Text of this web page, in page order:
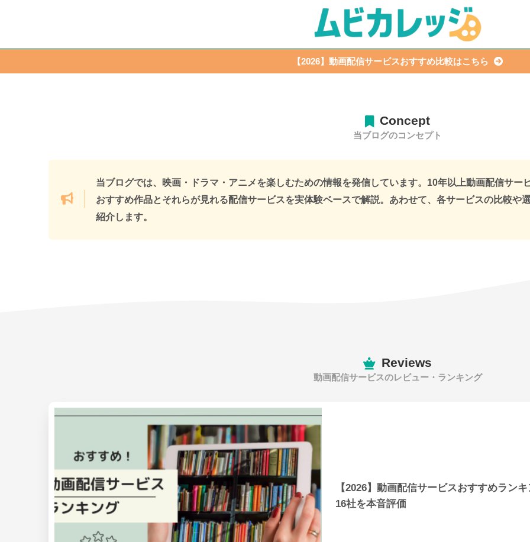
【2026】動画配信サービスおすすめ比較はこちら
Concept
当ブログのコンセプト
当ブログでは、映画・ドラマ・アニメを楽しむための情報を発信しています。 10年以上動画配信サー
おすすめ作品とそれらが見れる配信サービスを実体験ベースで解説。あわせて、各サービスの比較や
紹介します。
Reviews
動画配信サービスのレビュー・ランキング
【2026】動画配信サービスおすすめラン
16社を本音評価